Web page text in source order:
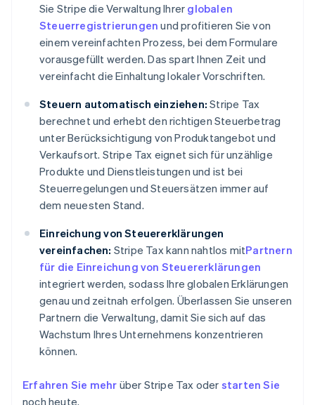
Sie Stripe die Verwaltung Ihrer globalen
Steuerregistrierungen und profitieren Sie von
einem vereinfachten Prozess, bei dem Formulare
vorausgefüllt werden. Das spart Ihnen Zeit und
vereinfacht die Einhaltung lokaler Vorschriften.
Steuern automatisch einziehen: Stripe Tax
berechnet und erhebt den richtigen Steuerbetrag
unter Berücksichtigung von Produktangebot und
Verkaufsort. Stripe Tax eignet sich für unzählige
Produkte und Dienstleistungen und ist bei
Steuerregelungen und Steuersätzen immer auf
dem neuesten Stand.
Einreichung von Steuererklärungen
vereinfachen: Stripe Tax kann nahtlos mitPartnern
für die Einreichung von Steuererklärungen
integriert werden, sodass Ihre globalen Erklärungen
genau und zeitnah erfolgen. Überlassen Sie unseren
Partnern die Verwaltung, damit Sie sich auf das
Wachstum Ihres Unternehmens konzentrieren
können.
Erfahren Sie mehr über Stripe Tax oder starten Sie
noch heute.